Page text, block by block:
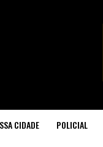
CIDADE POLICIAL